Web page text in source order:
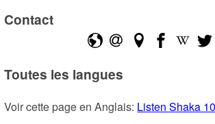
Contact
Toutes les langues
Voir cette page en Anglais: Listen Shaka